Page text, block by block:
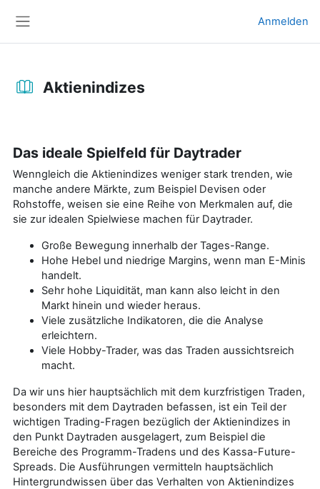
Anmelden
Aktienindizes
Das ideale Spielfeld für Daytrader
Wenngleich die Aktienindizes weniger stark trenden, wie
manche andere Märkte, zum Beispiel Devisen oder
Rohstoffe, weisen sie eine Reihe von Merkmalen auf, die
sie zur idealen Spielwiese machen für Daytrader.
Große Bewegung innerhalb der Tages-Range.
Hohe Hebel und niedrige Margins, wenn man E-Minis
handelt.
Sehr hohe Liquidität, man kann also leicht in den
Markt hinein und wieder heraus.
Viele zusätzliche Indikatoren, die die Analyse
erleichtern.
Viele Hobby-Trader, was das Traden aussichtsreich
macht.
Da wir uns hier hauptsächlich mit dem kurzfristigen Traden,
besonders mit dem Daytraden befassen, ist ein Teil der
wichtigen Trading-Fragen bezüglich der Aktienindizes in
den Punkt Daytraden ausgelagert, zum Beispiel die
Bereiche des Programm-Tradens und des Kassa-Future-
Spreads. Die Ausführungen vermitteln hauptsächlich
Hintergrundwissen über das Verhalten von Aktienindizes